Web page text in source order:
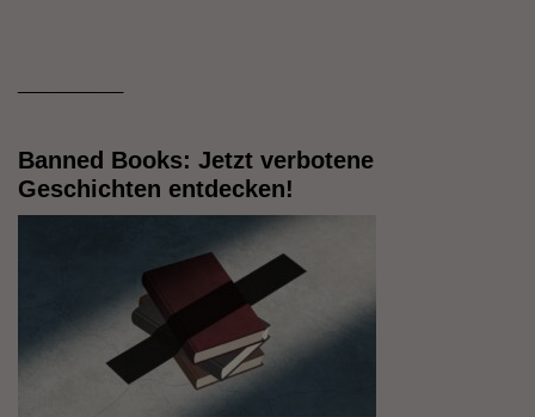
Banned Books: Jetzt verbotene
Geschichten entdecken!